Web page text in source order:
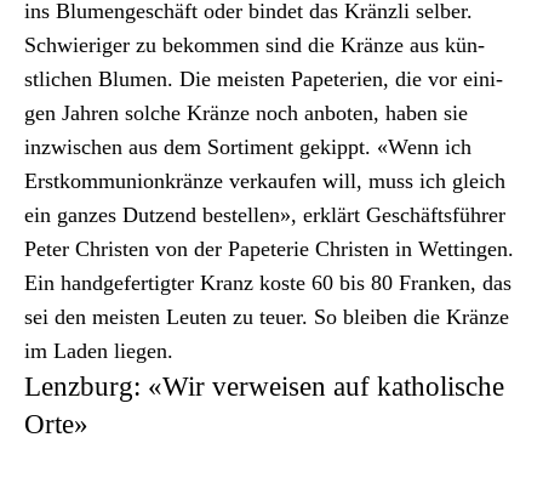
ins Blu­mengeschäft oder bindet das Krän­zli sel­ber.
Schwieriger zu bekom­men sind die Kränze aus kün­
stlichen Blu­men. Die meis­ten Papete­rien, die vor eini­
gen Jahren solche Kränze noch anboten, haben sie
inzwis­chen aus dem Sor­ti­ment gekippt. «Wenn ich
Erstkom­mu­nionkränze verkaufen will, muss ich gle­ich
ein ganzes Dutzend bestellen», erk­lärt Geschäfts­führer
Peter Chris­ten von der Papeterie Chris­ten in Wet­tin­gen.
Ein handge­fer­tigter Kranz koste 60 bis 80 Franken, das
sei den meis­ten Leuten zu teuer. So bleiben die Kränze
im Laden liegen.
Lenzburg: «Wir verweisen auf katholische
Orte»